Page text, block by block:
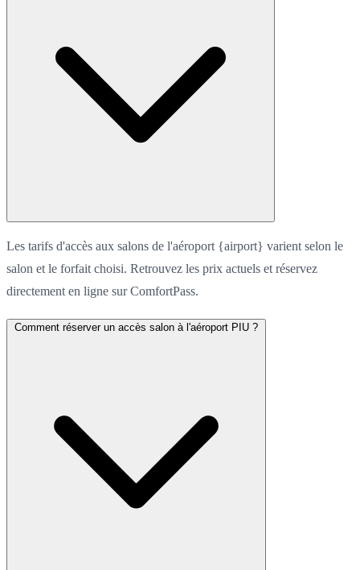
Les tarifs d'accès aux salons de l'aéroport {airport} varient selon le
salon et le forfait choisi. Retrouvez les prix actuels et réservez
directement en ligne sur ComfortPass.
Comment réserver un accès salon à l'aéroport PIU ?